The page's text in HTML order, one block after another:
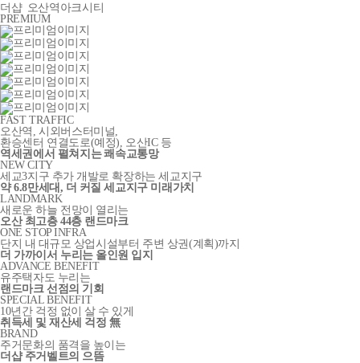
더샵 오산역아크시티
PREMIUM
FAST TRAFFIC
오산역, 시외버스터미널,
환승센터 연결도로(예정) , 오산IC 등
역세권에서 펼쳐지는 쾌속교통망
NEW CITY
세교3지구 추가 개발로 확장하는 세교지구
약 6.8만세대, 더 커질 세교지구 미래가치
LANDMARK
새로운 하늘 전망이 열리는
오산 최고층 44층 랜드마크
ONE STOP INFRA
단지 내 대규모 상업시설부터 주변 상권(계획)까지
더 가까이서 누리는 올인원 입지
ADVANCE BENEFIT
유주택자도 누리는
랜드마크 선점의 기회
SPECIAL BENEFIT
10년간 걱정 없이 살 수 있게
취득세 및 재산세 걱정 無
BRAND
주거문화의 품격을 높이는
더샵 주거벨트의 으뜸